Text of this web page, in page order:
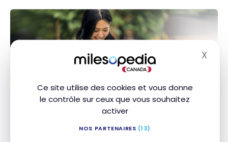
Ce site utilise des cookies et vous donne
le contrôle sur ceux que vous souhaitez
activer
NOS PARTENAIRES (13)
X
TD, Aéroplan et Starbucks s’unissent pour vous
faire voir des Étoiles et des Points !
ACTUALITÉS
TD, Aéroplan et Starbucks s’unissent pour vous
faire voir des Étoiles et des Points !